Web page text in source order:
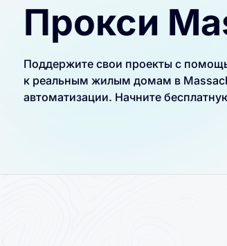
Прокси
Поддержите свои проекты с
к реальным жилым домам в
автоматизации. Начните